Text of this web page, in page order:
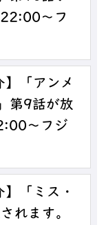
～フ
】「アンメ
第9話が放
～フジ
「ミス・
れます。